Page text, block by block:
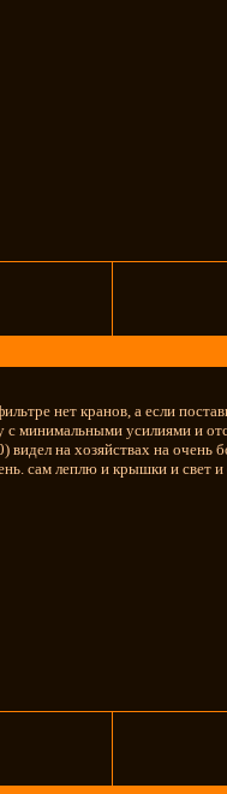
нет кранов, а если
минимальными усилиями и
на хозяйствах на очень
сам леплю и крышки и свет